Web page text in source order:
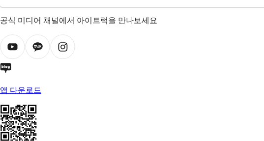
공식 미디어 채널에서 아이트럭을 만나보세요
앱 다운로드